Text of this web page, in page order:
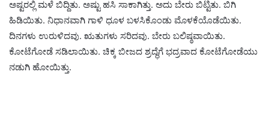
ಅಷ್ಟರಲ್ಲಿ ಮಳೆ ಬಿದ್ದಿತು. ಅಷ್ಟು ಹಸಿ ಸಾಕಾಗಿತ್ತು. ಅದು ಬೇರು ಬಿಟ್ಟಿತು. ಬಿಗಿ
ಹಿಡಿಯಿತು. ನಿಧಾನವಾಗಿ ಗಾಳಿ ಧೂಳ ಬಳಸಿಕೊಂಡು ಮೊಳಕೆಯೊಡೆಯಿತು.
ದಿನಗಳು ಉರುಳಿದವು. ಋತುಗಳು ಸರಿದವು. ಬೇರು ಬಲಿಷ್ಠವಾಯಿತು.
ಕೋಟೆಗೋಡೆ ಸಡಿಲಾಯಿತು. ಚಿಕ್ಕ ಬೀಜದ ಶ್ರದ್ಧೆಗೆ ಭದ್ರವಾದ ಕೋಟೆಗೋಡೆಯು
ನಡುಗಿ ಹೋಯಿತ್ತು.